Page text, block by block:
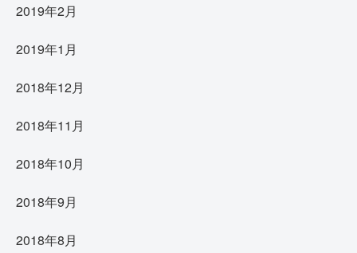
2019年2月
2019年1月
2018年12月
2018年11月
2018年10月
2018年9月
2018年8月